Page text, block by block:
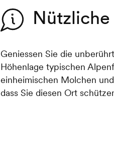
Geniessen Sie die
Höhenlage typischen
einheimischen Molchen
dass Sie diesen Ort